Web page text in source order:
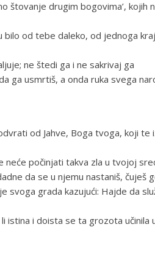
štovanje drugim bogovima’, kojih
od tebe daleko, od jednoga
ne štedi ga i ne sakrivaj ga
ga usmrtiš, a onda ruka svega
od Jahve, Boga tvoga, koji te
neće počinjati takva zla u tvojoj
da se u njemu nastaniš, čuješ
svoga grada kazujući: Hajde da
istina i doista se ta grozota učinila